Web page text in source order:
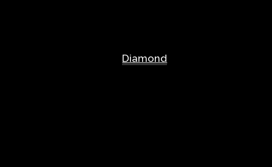
Diamond